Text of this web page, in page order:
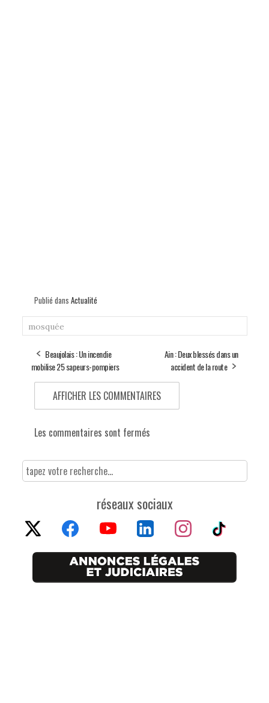
Publié dans Actualité
mosquée
Beaujolais : Un incendie
mobilise 25 sapeurs-pompiers
Ain : Deux blessés dans un
accident de la route
AFFICHER LES COMMENTAIRES
Les commentaires sont fermés
réseaux sociaux